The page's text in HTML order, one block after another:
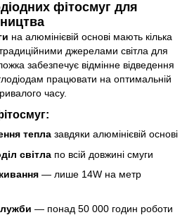
на алюмінієвій основі мають кілька
джерелами світла для
забезпечує відмінне відведення
працювати на оптимальній
часу.
тепла завдяки алюмінієвій основі
світла по всій довжині смуги
— лише 14W на метр
— понад 50 000 годин роботи